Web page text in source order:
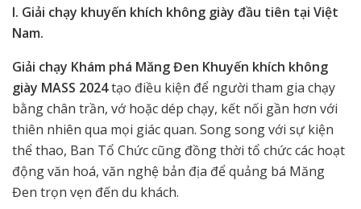
I. Giải chạy khuyến khích không giày đầu tiên tại Việt
Nam.
Giải chạy Khám phá Măng Đen Khuyến khích không
giày MASS 2024tạo điều kiện để người tham gia chạy
bằng chân trần, vớ hoặc dép chạy, kết nối gần hơn với
thiên nhiên qua mọi giác quan. Song song với sự kiện
thể thao, Ban Tổ Chức cũng đồng thời tổ chức các hoạt
động văn hoá, văn nghệ bản địa để quảng bá Măng
Đen trọn vẹn đến du khách.